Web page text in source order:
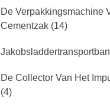
De Verpakkingsmachine
Cementzak (14)
De Collector Van Het
(4)